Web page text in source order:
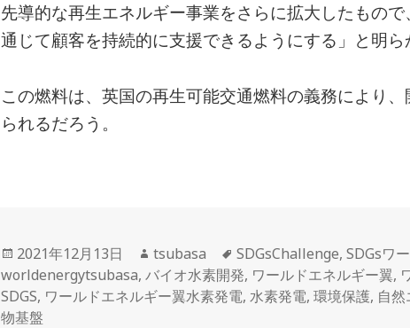
先導的な再生エネルギー事業をさらに拡大したもの
通じて顧客を持続的に支援できるようにする」と明ら
この燃料は、英国の再生可能交通燃料の義務により
られるだろう。
投
稿
日:
2021年12月13日
作
成
者
tsubasa
タ
グ
SDGsChallenge,SDGsワ
worldenergytsubasa,バイオ水素開発, ワールドエネルギー翼,
SDGS, ワールドエネルギー翼水素発電,水素発電,環境保護, 自
物基盤